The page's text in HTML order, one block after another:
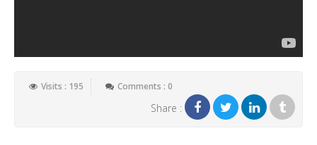
Visits : 195 Comments : 0
Share :